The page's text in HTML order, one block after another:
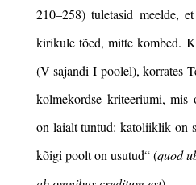
210–258) tuletasid meelde,
kirikule tõed, mitte kombed.
(V sajandi I poolel), korrates
kolmekordse kriteeriumi, mis
on laialt tuntud: katoliiklik on
kõigi poolt on usutud“(quod